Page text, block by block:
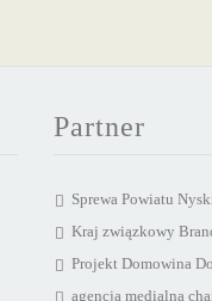
Partner
Sprewa Powiatu
Kraj związkowy
Projekt Domowina
agencja medialna